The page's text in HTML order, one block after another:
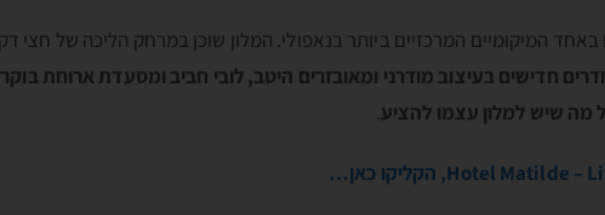
המיקומיים המרכזיים ביותר בנאפולי. המלון שוכן במרחק הליכה של חצי
חדישים בעיצוב מודרני ומאובזרים היטב, לובי חביב ומסעדת ארוחת
מה שיש למלון עצמו להציע.